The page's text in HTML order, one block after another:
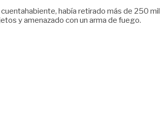
había retirado más de 250 mil
y amenazado con un arma de fuego.